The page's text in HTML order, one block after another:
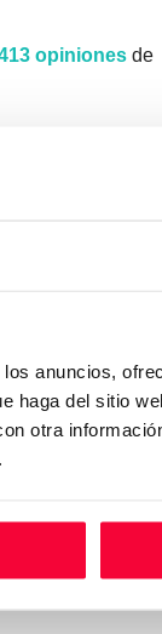
anuncios,
haga del sitio
otra
opiniones de
y
y puedan ser